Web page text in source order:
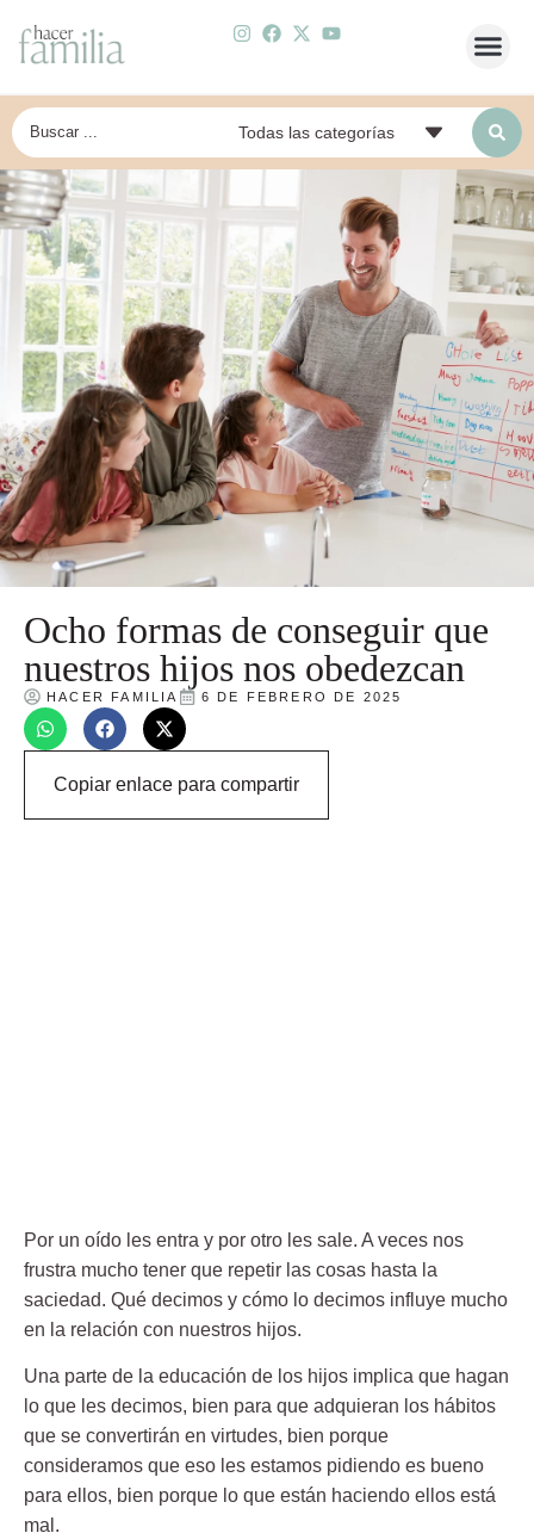
Ocho formas de conseguir que
nuestros hijos nos obedezcan
HACER FAMILIA 6 DE FEBRERO DE 2025
Copiar enlace para compartir
Por un oído les entra y por otro les sale. A veces nos
frustra mucho tener que repetir las cosas hasta la
saciedad. Qué decimos y cómo lo decimos influye mucho
en la relación con nuestros hijos.
Una parte de la educación de los hijos implica que hagan
lo que les decimos, bien para que adquieran los hábitos
que se convertirán en virtudes, bien porque
consideramos que eso les estamos pidiendo es bueno
para ellos, bien porque lo que están haciendo ellos está
mal.